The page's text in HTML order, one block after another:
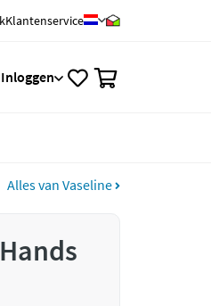
Klantenservice
Inloggen
Alles van Vaseline